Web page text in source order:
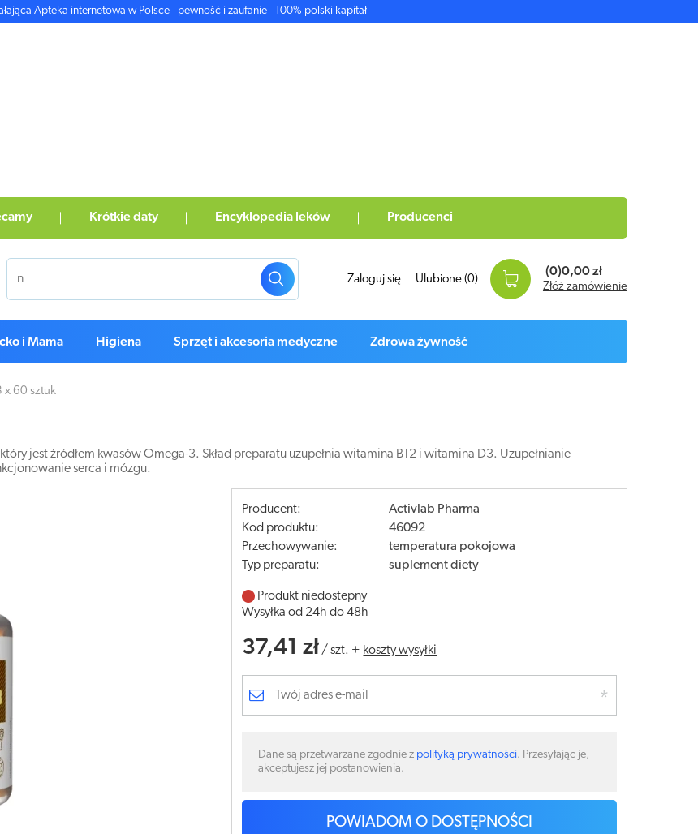
Apteka internetowa w Polsce - pewność i zaufanie - 100% polski kapitał
Krótkie daty Encyklopedia leków Producenci
Zaloguj się Ulubione (0)
(0)0,00 zł
Złóż zamówienie
i Mama Higiena Sprzęt i akcesoria medyczne Zdrowa żywność
x 60 sztuk
jest źródłem kwasów Omega-3. Skład preparatu uzupełnia witamina B12 i witamina D3. Uzupełnianie
serca i mózgu.
Producent:
Activlab Pharma
Kod produktu:
46092
Przechowywanie:
temperatura pokojowa
Typ preparatu:
suplement diety
Produkt niedostepny
Wysyłka od 24h do 48h
37,41 zł /szt. + koszty wysyłki
Dane są przetwarzane zgodnie z polityką prywatności. Przesyłając je,
akceptujesz jej postanowienia.
POWIADOM O DOSTĘPNOŚCI